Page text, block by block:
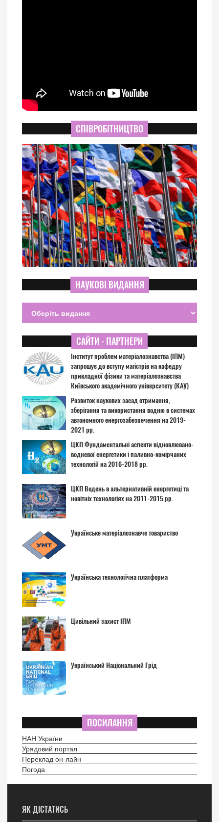
СПІВРОБІТНИЦТВО
НАУКОВІ ВИДАННЯ
САЙТИ - ПАРТНЕРИ
Інститут проблем матеріалознавства (ІПМ)
запрошує до вступу магістрів на кафедру
прикладної фізики та матеріалознавства
Київського академічного університету (КАУ)
Розвиток наукових засад отримання,
зберігання та використання водню в системах
автономного енергозабезпечення на 2019-
2021 рр.
ЦКП Фундаментальні аспекти відновлювано-
водневої енергетики і паливно-комірчаних
технологій на 2016-2018 рр.
ЦКП Водень в альтернативній енергетиці та
новітніх технологіях на 2011-2015 рр.
Українське матеріалознавче товариство
Українська технологічна платформа
Цивільний захист ІПМ
Український Національний Грід
ПОСИЛАННЯ
НАН України
Урядовий портал
Переклад он-лайн
Погода
ЯК ДІСТАТИСЬ